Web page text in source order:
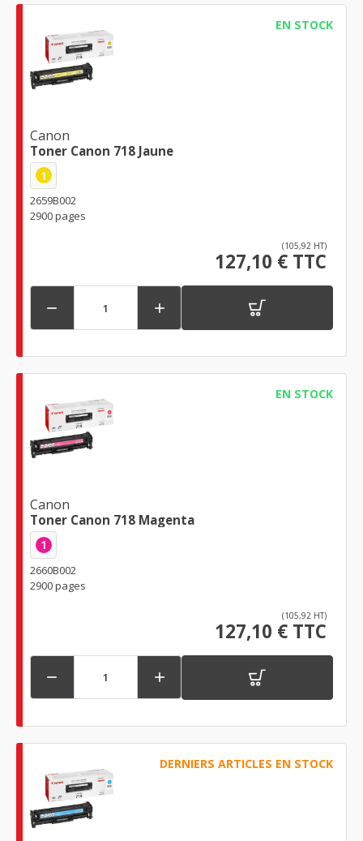
EN STOCK
Canon
Toner Canon 718 Jaune
1
2659B002
2900 pages
(105,92 HT)
127,10 € TTC
 
EN STOCK
Canon
Toner Canon 718 Magenta
1
2660B002
2900 pages
(105,92 HT)
127,10 € TTC
 
DERNIERS ARTICLES EN STOCK